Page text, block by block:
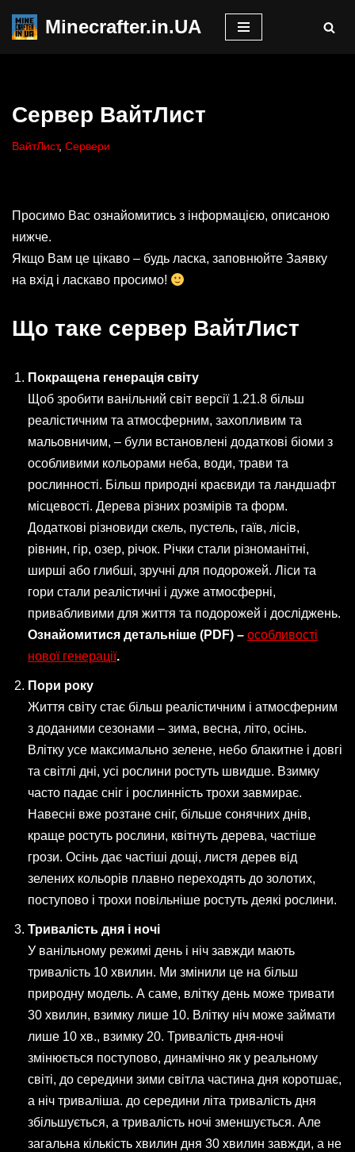
Перейти
Minecrafter.in.UA
Сервер ВайтЛист
ВайтЛист, Сервери
Просимо Вас ознайомитись з інформацією, описаною
нижче.
Якщо Вам це цікаво – будь ласка, заповнюйте Заявку
на вхід і ласкаво просимо!
Що таке сервер ВайтЛист
Покращена генерація світу
Щоб зробити ванільний світ версії 1.21.8 більш
реалістичним та атмосферним, захопливим та
мальовничим, – були встановлені додаткові біоми з
особливими кольорами неба, води, трави та
рослинності. Більш природні краєвиди та ландшафт
місцевості. Дерева різних розмірів та форм.
Додаткові різновиди скель, пустель, гаїв, лісів,
рівнин, гір, озер, річок. Річки стали різноманітні,
ширші або глибші, зручні для подорожей. Ліси та
гори стали реалістичні і дуже атмосферні,
привабливими для життя та подорожей і досліджень.
Ознайомитися детальніше (PDF) – особливості
нової генерації.
Пори року
Життя світу стає більш реалістичним і атмосферним
з доданими сезонами – зима, весна, літо, осінь.
Влітку усе максимально зелене, небо блакитне і довгі
та світлі дні, усі рослини ростуть швидше. Взимку
часто падає сніг і рослинність трохи завмирає.
Навесні вже розтане сніг, більше сонячних днів,
краще ростуть рослини, квітнуть дерева, частіше
грози. Осінь дає частіші дощі, листя дерев від
зелених кольорів плавно переходять до золотих,
поступово і трохи повільніше ростуть деякі рослини.
Тривалість дня і ночі
У ванільному режимі день і ніч завжди мають
тривалість 10 хвилин. Ми змінили це на більш
природну модель. А саме, влітку день може тривати
30 хвилин, взимку лише 10. Влітку ніч може займати
лише 10 хв., взимку 20. Тривалість дня-ночі
змінюється поступово, динамічно як у реальному
світі, до середини зими світла частина дня коротшає,
а ніч триваліша. до середини літа тривалість дня
збільшується, а тривалість ночі зменшується. Але
загальна кількість хвилин дня 30 хвилин завжди, а не